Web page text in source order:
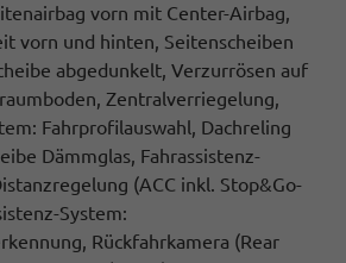
vorn mit Center-Airbag,
vorn und hinten, Seitenscheiben
abgedunkelt, Verzurrösen auf
Zentralverriegelung,
Fahrprofilauswahl, Dachreling
Dämmglas, Fahrassistenz-
(ACC inkl. Stop&Go-
System:
Rückfahrkamera (Rear